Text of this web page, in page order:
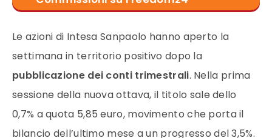
Le azioni di Intesa Sanpaolo hanno aperto la
settimana in territorio positivo dopo la
pubblicazione dei conti trimestrali. Nella prima
sessione della nuova ottava, il titolo sale dello
0,7% a quota 5,85 euro, movimento che porta il
bilancio dell’ultimo mese a un progresso del 3,5%.